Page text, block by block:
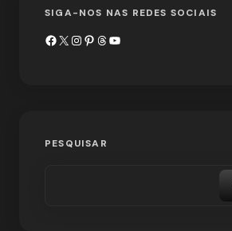
SIGA-NOS NAS REDES SOCIAIS
PESQUISAR